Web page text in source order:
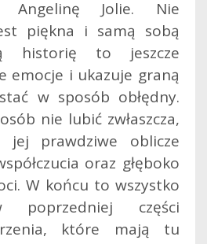
Angelinę Jolie. Nie
piękna i samą sobą
historię to jeszcze
emocje i ukazuje graną
w sposób obłędny.
nie lubić zwłaszcza,
jej prawdziwe oblicze
oraz głęboko
W końcu to wszystko
poprzedniej części
które mają tu